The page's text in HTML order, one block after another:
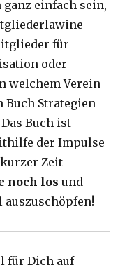
einfach sein,
für
oder
welchem Verein
Buch Strategien
Buch ist
der Impulse
Zeit
noch los und
auszuschöpfen!
für Dich auf